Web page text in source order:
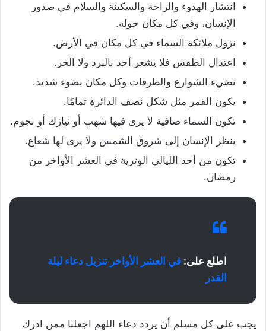
انتشار الهدوء والراحة والسكينة والسلام في صدور
الإنسان، وفي كل مكان حوله.
نزول ملائكة السماء في كل مكان في الأرض.
اعتدال الطقس فلا يشعر أحد بالبرد ولا الحر.
تضيء الشوارع والطرقات وكل مكان بضوء شديد.
يكون القمر مثل شكل نصف الدائرة تمامًا.
تكون السماء صافية لا يرى فيها شهب أو نيازك أو نجوم.
ينظر الإنسان إلى شروق الشمس ولا يرى لها شعاع.
تكون من أحد الليالي الوترية في العشر الأواخر من
رمضان.
اطلع على: في العشر الأواخر تنزيل دعاء ليلة
القدر
يجب على كل مسلم أن يردد دعاء اللهم اجعلنا ممن ادرك